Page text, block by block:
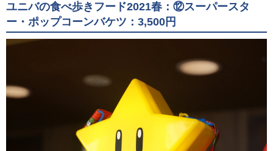
ユニバの食べ歩きフード2021春：⑫スーパースタ
ー・ポップコーンバケツ：3,500円